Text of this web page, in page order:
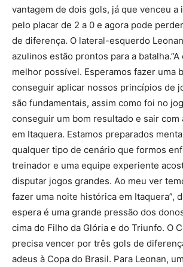
vantagem de dois gols, já que venceu a
pelo placar de 2 a 0 e agora pode
de diferença. O lateral-esquerdo
azulinos estão prontos para a
melhor possível. Esperamos fazer uma
conseguir aplicar nossos princípios de
são fundamentais, assim como foi no
conseguir um bom resultado e sair com
em Itaquera. Estamos preparados
qualquer tipo de cenário que formos
treinador e uma equipe experiente
disputar jogos grandes. Ao meu ver
fazer uma noite histórica em Itaquera”,
espera é uma grande pressão dos
cima do Filho da Glória e do Triunfo. O
precisa vencer por três gols de
adeus à Copa do Brasil. Para Leonan,